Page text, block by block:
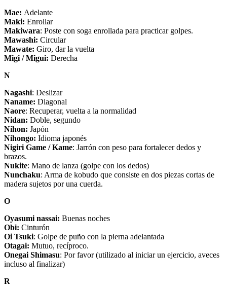
Mae: Adelante
Maki: Enrollar
Makiwara: Poste con soga enrollada para practicar golpes.
Mawashi: Circular
Mawate: Giro, dar la vuelta
Migi / Migui: Derecha
N
Nagashi: Deslizar
Naname: Diagonal
Naore: Recuperar, vuelta a la normalidad
Nidan: Doble, segundo
Nihon: Japón
Nihongo: Idioma japonés
Nigiri Game / Kame: Jarrón con peso para fortalecer dedos y
brazos.
Nukite: Mano de lanza (golpe con los dedos)
Nunchaku: Arma de kobudo que consiste en dos piezas cortas de
madera sujetos por una cuerda.
O
Oyasumi nassai: Buenas noches
Obi: Cinturón
Oi Tsuki: Golpe de puño con la pierna adelantada
Otagai: Mutuo, recíproco.
Onegai Shimasu: Por favor (utilizado al iniciar un ejercicio, aveces
incluso al finalizar)
R